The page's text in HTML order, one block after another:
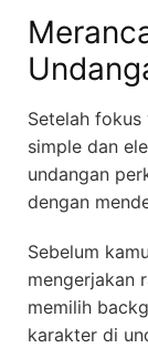
Setelah fokus
simple dan
undangan
dengan
Sebelum
mengerjakan
memilih
karakter di